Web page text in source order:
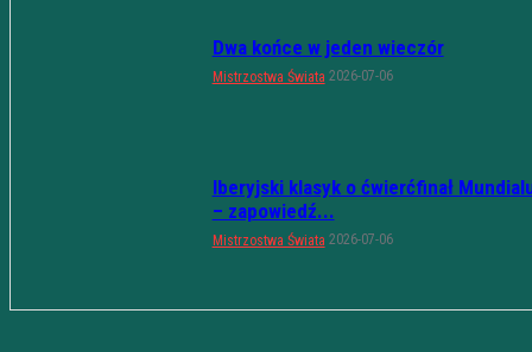
Dwa końce w jeden wieczór
Mistrzostwa Świata 2026-07-06
Iberyjski klasyk o ćwierćfinał
– zapowiedź...
Mistrzostwa Świata 2026-07-06